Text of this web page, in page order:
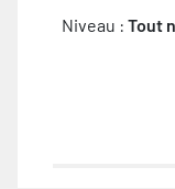
Niveau : Tout